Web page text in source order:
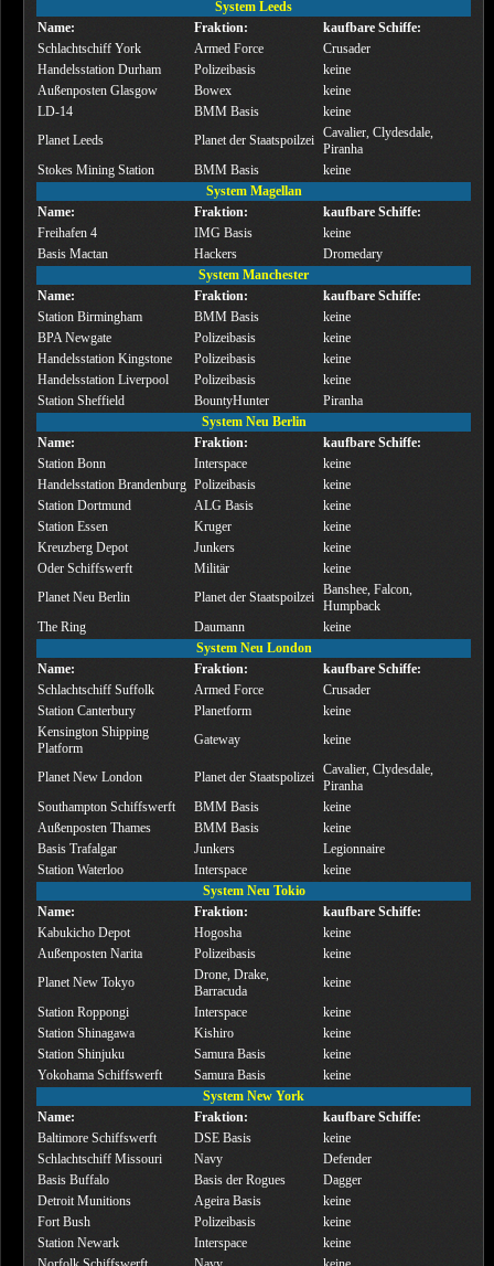
System Leeds
Name:
Fraktion:
kaufbare Schiffe:
Schlachtschiff York
Armed Force
Crusader
Handelsstation Durham
Polizeibasis
keine
Außenposten Glasgow
Bowex
keine
LD-14
BMM Basis
keine
Planet Leeds
Planet der Staatspoilzei Cavalier, Clydesdale,
Piranha
Stokes Mining Station
BMM Basis
keine
System Magellan
Name:
Fraktion:
kaufbare Schiffe:
Freihafen 4
IMG Basis
keine
Basis Mactan
Hackers
Dromedary
System Manchester
Name:
Fraktion:
kaufbare Schiffe:
Station Birmingham
BMM Basis
keine
BPA Newgate
Polizeibasis
keine
Handelsstation Kingstone
Polizeibasis
keine
Handelsstation Liverpool
Polizeibasis
keine
Station Sheffield
BountyHunter
Piranha
System Neu Berlin
Name:
Fraktion:
kaufbare Schiffe:
Station Bonn
Interspace
keine
Handelsstation Brandenburg Polizeibasis
keine
Station Dortmund
ALG Basis
keine
Station Essen
Kruger
keine
Kreuzberg Depot
Junkers
keine
Oder Schiffswerft
Militär
keine
Planet Neu Berlin
Planet der Staatspoilzei Banshee, Falcon,
Humpback
The Ring
Daumann
keine
System Neu London
Name:
Fraktion:
kaufbare Schiffe:
Schlachtschiff Suffolk
Armed Force
Crusader
Station Canterbury
Planetform
keine
Kensington Shipping
Platform
Gateway keine
Planet New London Planet der Staatspolizei Cavalier, Clydesdale,
Piranha
Southampton Schiffswerft
BMM Basis
keine
Außenposten Thames
BMM Basis
keine
Basis Trafalgar
Junkers
Legionnaire
Station Waterloo
Interspace
keine
System Neu Tokio
Name:
Fraktion:
kaufbare Schiffe:
Kabukicho Depot
Hogosha
keine
Außenposten Narita
Polizeibasis
keine
Planet New Tokyo
Drone, Drake,
Barracuda
keine
Station Roppongi
Interspace
keine
Station Shinagawa
Kishiro
keine
Station Shinjuku
Samura Basis
keine
Yokohama Schiffswerft
Samura Basis
keine
System New York
Name:
Fraktion:
kaufbare Schiffe:
Baltimore Schiffswerft
DSE Basis
keine
Schlachtschiff Missouri
Navy
Defender
Basis Buffalo
Basis der Rogues
Dagger
Detroit Munitions
Ageira Basis
keine
Fort Bush
Polizeibasis
keine
Station Newark
Interspace
keine